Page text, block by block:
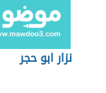
نزار ابو حجر